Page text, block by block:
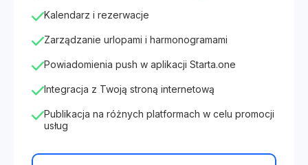
Kalendarz i rezerwacje
Zarządzanie urlopami i harmonogramami
Powiadomienia push w aplikacji Starta.one
Integracja z Twoją stroną internetową
Publikacja na różnych platformach w celu promocji
usług